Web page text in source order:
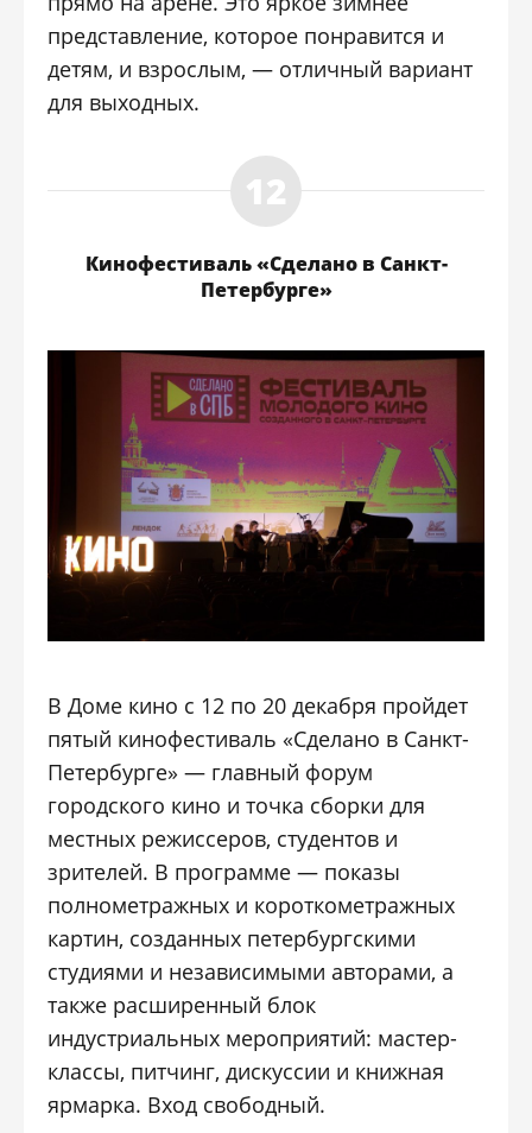
представление, которое понравится и
детям, и взрослым, — отличный вариант
для выходных.
Кинофестиваль «Сделано в Санкт-
Петербурге»
В Доме кино с 12 по 20 декабря пройдет
пятый кинофестиваль «Сделано в Санкт-
Петербурге» — главный форум
городского кино и точка сборки для
местных режиссеров, студентов и
зрителей. В программе — показы
полнометражных и короткометражных
картин, созданных петербургскими
студиями и независимыми авторами, а
также расширенный блок
индустриальных мероприятий: мастер-
классы, питчинг, дискуссии и книжная
ярмарка. Вход свободный.